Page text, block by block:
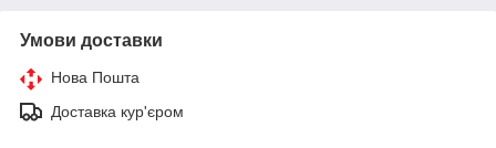
Умови доставки
Нова Пошта
Доставка кур'єром